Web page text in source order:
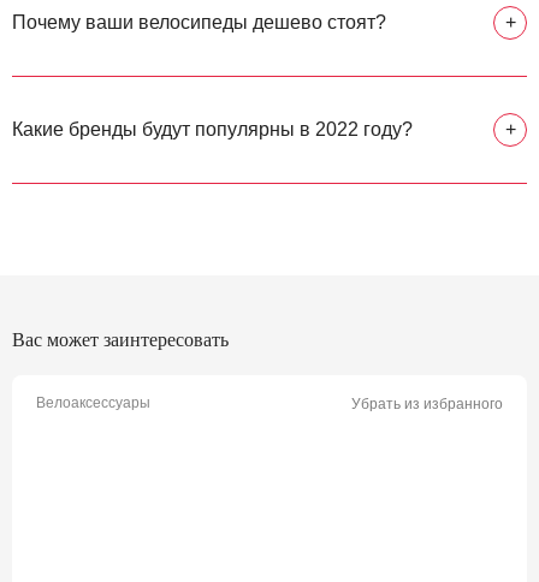
Почему ваши велосипеды дешево стоят? +
Какие бренды будут популярны в 2022 году? +
Вас может заинтересовать
Велоаксессуары Убрать из избранного